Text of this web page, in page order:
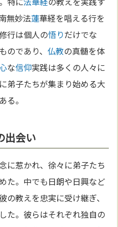
無妙法蓮華経を唱える行を
行は個人の悟りだけでな
のであり、仏教の真髄を体
な信仰実践は多くの人々に
弟子たちが集まり始める大
る。
出会い
に惹かれ、徐々に弟子たち
た。中でも日朗や日興など
の教えを忠実に受け継ぎ、
た。彼らはそれぞれ独自の